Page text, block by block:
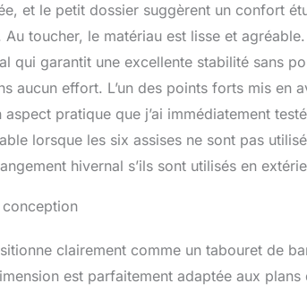
et le petit dossier suggèrent un confort
Au toucher, le matériau est lisse et
qui garantit une excellente stabilité sans
aucun effort. L’un des points forts mis en
pratique que j’ai immédiatement
lorsque les six assises ne sont pas
hivernal s’ils sont utilisés en
clairement comme un tabouret de
est parfaitement adaptée aux